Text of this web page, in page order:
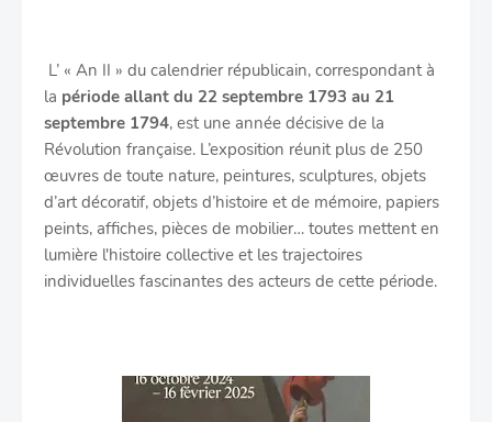
L’ « An II » du calendrier républicain, correspondant à
la période allant du 22 septembre 1793 au 21
septembre 1794, est une année décisive de la
Révolution française. L’exposition réunit plus de 250
œuvres de toute nature, peintures, sculptures, objets
d’art décoratif, objets d’histoire et de mémoire, papiers
peints, affiches, pièces de mobilier… toutes mettent en
lumière l'histoire collective et les trajectoires
individuelles fascinantes des acteurs de cette période.